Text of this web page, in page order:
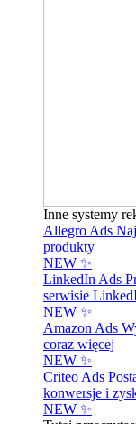
Inne systemy
Allegro Ads
produkty
NEW ✨
LinkedIn Ads
serwisie
NEW ✨
Amazon Ads
coraz więcej
NEW ✨
Criteo Ads
konwersje i
NEW ✨